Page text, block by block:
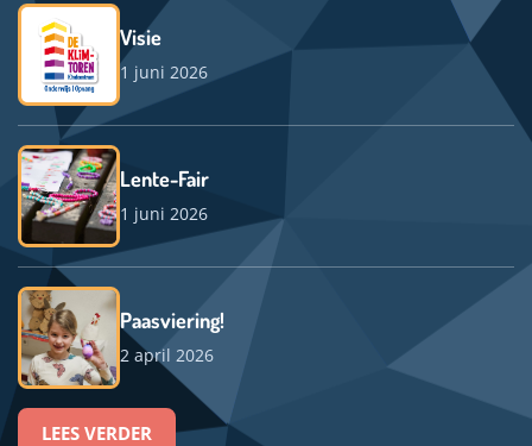
Visie
1 juni 2026
Lente-Fair
1 juni 2026
Paasviering!
2 april 2026
LEES VERDER